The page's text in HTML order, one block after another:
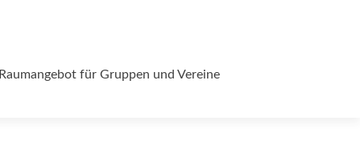
Raumangebot für Gruppen und Vereine